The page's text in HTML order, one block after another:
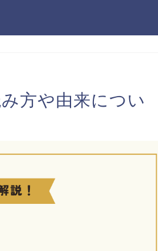
方や由来につい